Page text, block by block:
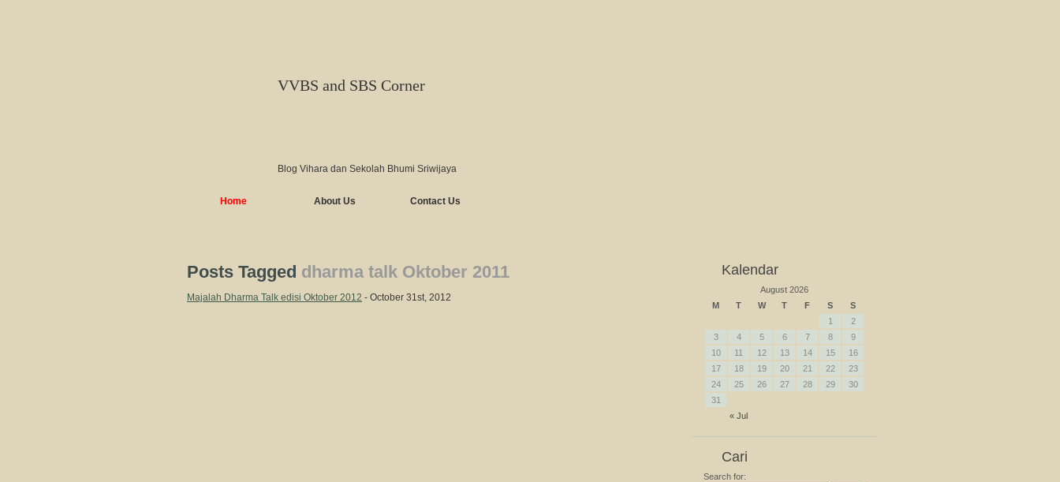
VVBS and SBS Corner
Blog Vihara dan Sekolah Bhumi Sriwijaya
Home About Us Contact Us
Posts Tagged dharma talk Oktober 2011
Majalah Dharma Talk edisi Oktober 2012 - October 31st, 2012
Kalendar
August 2026
M
T W T F S S
« Jul
1
2
3
4 5 6 7 8
9
10
11 12 13 14 15
16
17
18 19 20 21 22
23
24
25 26 27 28 29
30
31
Cari
Search for: